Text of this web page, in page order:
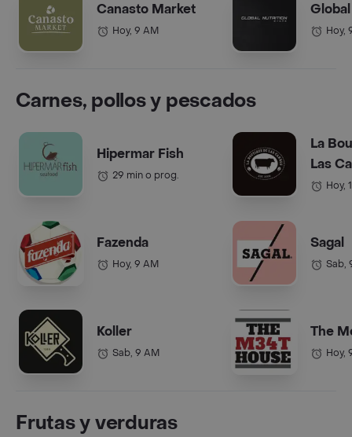
Canasto Market
Hoy, 9 AM Hoy,
Carnes, pollos y pescados
Hipermar Fish
29 min o prog.
Fazenda
Hoy, 9 AM
Koller
Sab, 9 AM
La
Las
Hoy,
Sagal
Sab,
The
Hoy,
Frutas y verduras